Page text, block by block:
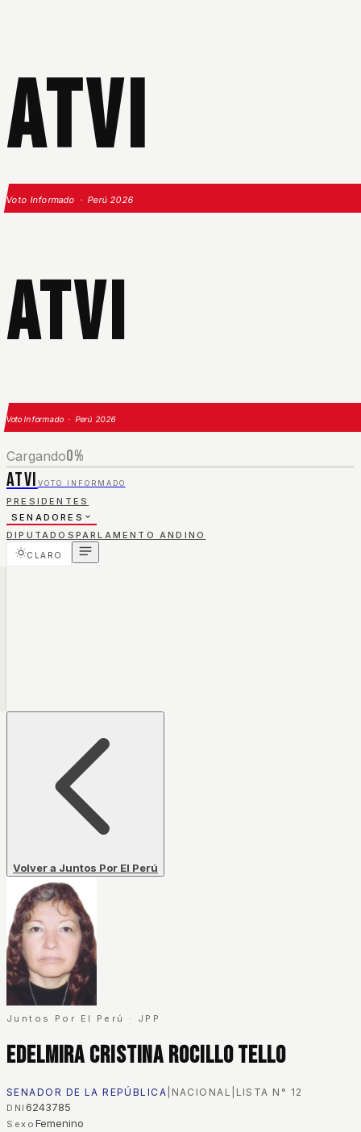
ATVI
Voto Informado · Perú 2026
ATVI
Voto Informado · Perú 2026
Cargando0%
ATVI VOTO INFORMADO
PRESIDENTES
SENADORES
DIPUTADOS PARLAMENTO ANDINO
CLARO
Volver a Juntos Por El Perú
Juntos Por El Perú · JPP
Edelmira Cristina Rocillo Tello
SENADOR DE LA REPÚBLICA NACIONAL LISTA N° 12
DNI 6243785
Sexo Femenino